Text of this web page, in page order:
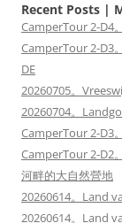
Recent Posts |
CamperTour 2-D4
CamperTour 2-D3
DE
20260705。
20260704。
CamperTour 2-D3
CamperTour 2-D2
河畔的大自然營地
20260614。Land
20260614。Land